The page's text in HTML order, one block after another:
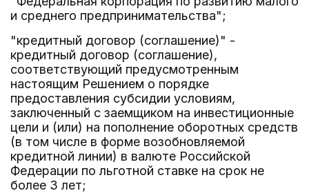
и среднего предпринимательства";
"кредитный договор (соглашение)" -
кредитный договор (соглашение),
соответствующий предусмотренным
настоящим Решением о порядке
предоставления субсидии условиям,
заключенный с заемщиком на инвестиционные
цели и (или) на пополнение оборотных средств
(в том числе в форме возобновляемой
кредитной линии) в валюте Российской
Федерации по льготной ставке на срок не
более 3 лет;